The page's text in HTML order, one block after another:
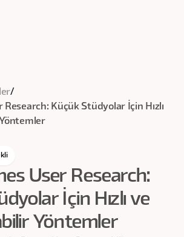
/
Research: Küçük Stüdyolar İçin Hızlı
User Research:
İçin Hızlı ve
Yöntemler